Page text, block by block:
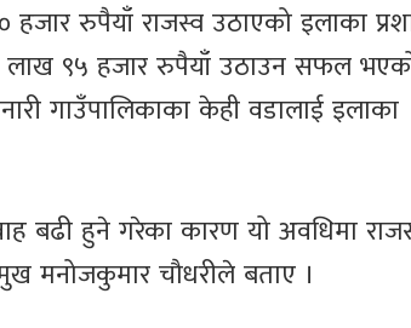
रुपैयाँ राजस्व उठाएको इलाका
लाख ९५ हजार रुपैयाँ उठाउन सफल
गाउँपालिकाका केही वडालाई इलाका
बढी हुने गरेका कारण यो अवधिमा
मनोजकुमार चौधरीले बताए ।